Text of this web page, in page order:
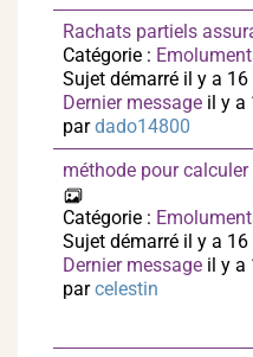
Rachats partiels
Catégorie :
Sujet démarré il y a
Dernier message il y a
pardado14800
méthode pour
Catégorie :
Sujet démarré il y a
Dernier message il y a
parcelestin